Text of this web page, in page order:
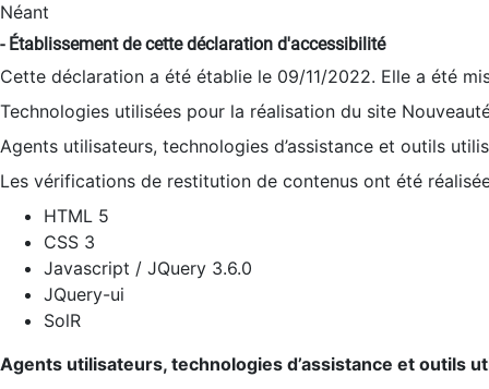
Néant
- Établissement de cette déclaration d'accessibilité
Cette déclaration a été établie le 09/11/2022. Elle a été
Technologies utilisées pour la réalisation du site
Agents utilisateurs, technologies d’assistance et outils
Les vérifications de restitution de contenus ont été
HTML 5
CSS 3
Javascript / JQuery 3.6.0
JQuery-ui
SolR
Agents utilisateurs, technologies d’assistance et outils